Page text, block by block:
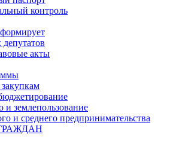
контроль
акты
и землепользование
и среднего предпринимательства